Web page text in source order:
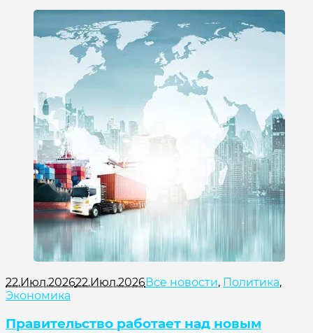
22.Июл.202622.Июл.2026Все новости, Политика,
Экономика
Правительство работает над новым